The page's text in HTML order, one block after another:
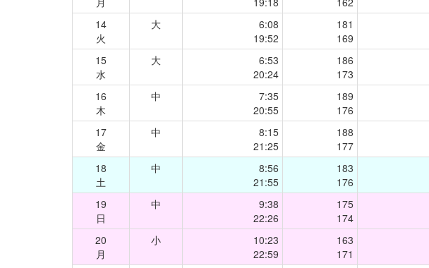
14
火
大
6:08
19:52
181
169
15
水
大
6:53
20:24
186
173
16
木
中
7:35
20:55
189
176
17
金
中
8:15
21:25
188
177
18
土
中
8:56
21:55
183
176
19
日
中
9:38
22:26
175
174
20
月
小
10:23
22:59
163
171